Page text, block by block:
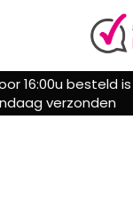
16:00u besteld is
verzonden